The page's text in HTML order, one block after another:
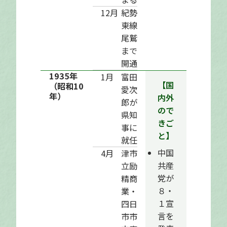
12月 紀勢
東線
尾鷲
まで
開通
1935年
（昭和10
年）
1月
富田
愛次
郎が
県知
事に
就任
4月
津市
立励
精商
業・
四日
市市
【国
内外
ので
きご
と】
中国
共産
党が
８・
１宣
言を